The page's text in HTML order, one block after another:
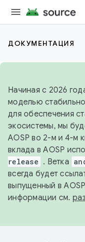
ДОКУМЕНТАЦИЯ
Начиная с 2026
моделью
для обеспечения
экосистемы, мы
AOSP во 2-м и 4-м
вклада в AOSP
release . Ветка
всегда будет
выпущенный в
информации см.